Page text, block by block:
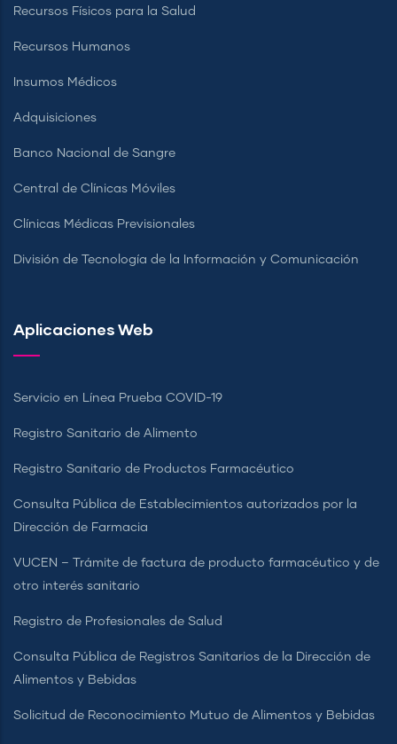
Recursos Físicos para la Salud
Recursos Humanos
Insumos Médicos
Adquisiciones
Banco Nacional de Sangre
Central de Clínicas Móviles
Clínicas Médicas Previsionales
División de Tecnología de la Información y Comunicación
Aplicaciones Web
Servicio en Línea Prueba COVID-19
Registro Sanitario de Alimento
Registro Sanitario de Productos Farmacéutico
Consulta Pública de Establecimientos autorizados por la
Dirección de Farmacia
VUCEN – Trámite de factura de producto farmacéutico y de
otro interés sanitario
Registro de Profesionales de Salud
Consulta Pública de Registros Sanitarios de la Dirección de
Alimentos y Bebidas
Solicitud de Reconocimiento Mutuo de Alimentos y Bebidas